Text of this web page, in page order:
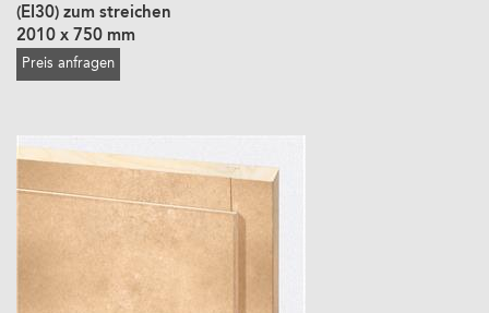
(EI30) zum streichen
2010 x 750 mm
Preis anfragen